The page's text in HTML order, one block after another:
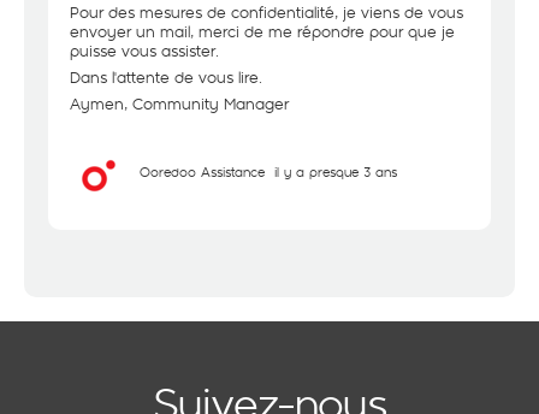
Pour des mesures de confidentialité, je viens de vous
envoyer un mail, merci de me répondre pour que je
puisse vous assister.
Dans l'attente de vous lire.
Aymen, Community Manager
Ooredoo Assistance il y a presque 3 ans
Suivez-nous